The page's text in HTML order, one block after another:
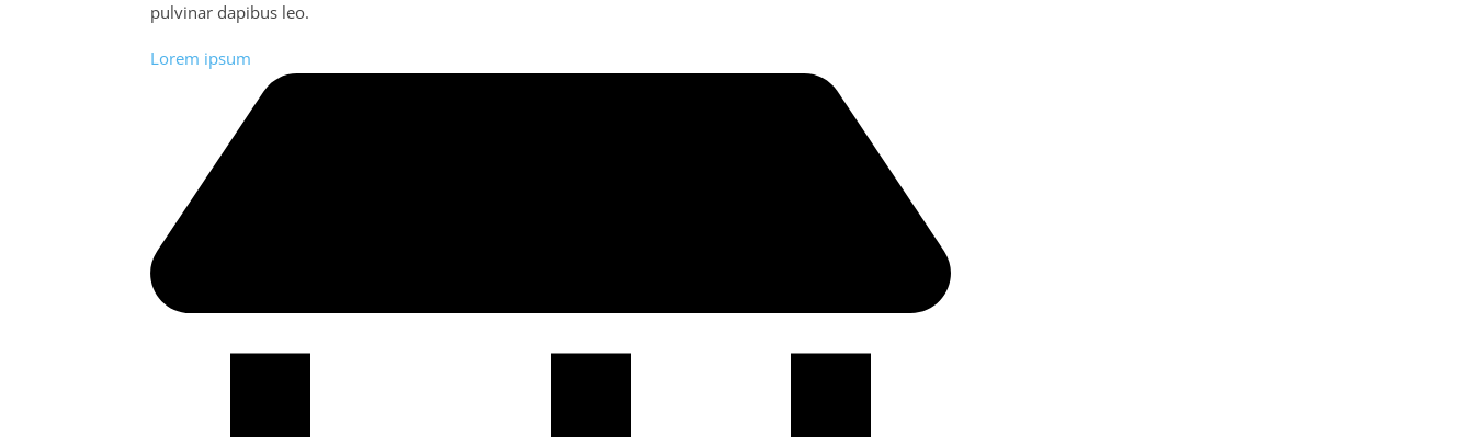
pulvinar dapibus leo.
Lorem ipsum